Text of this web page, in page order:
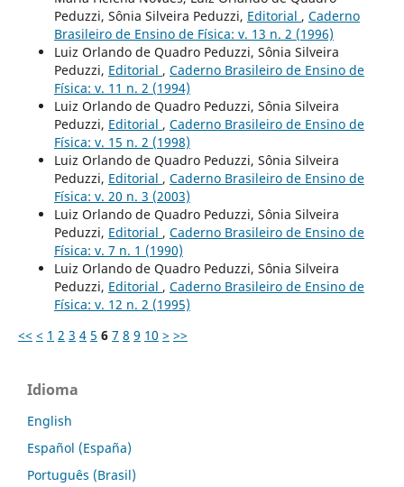
Peduzzi, Sônia Silveira Peduzzi, Editorial , Caderno
Brasileiro de Ensino de Física: v. 13 n. 2 (1996)
Luiz Orlando de Quadro Peduzzi, Sônia Silveira
Peduzzi, Editorial , Caderno Brasileiro de Ensino de
Física: v. 11 n. 2 (1994)
Luiz Orlando de Quadro Peduzzi, Sônia Silveira
Peduzzi, Editorial , Caderno Brasileiro de Ensino de
Física: v. 15 n. 2 (1998)
Luiz Orlando de Quadro Peduzzi, Sônia Silveira
Peduzzi, Editorial , Caderno Brasileiro de Ensino de
Física: v. 20 n. 3 (2003)
Luiz Orlando de Quadro Peduzzi, Sônia Silveira
Peduzzi, Editorial , Caderno Brasileiro de Ensino de
Física: v. 7 n. 1 (1990)
Luiz Orlando de Quadro Peduzzi, Sônia Silveira
Peduzzi, Editorial , Caderno Brasileiro de Ensino de
Física: v. 12 n. 2 (1995)
<< < 1 2 3 4 5 6 7 8 9 10 > >>
Idioma
English
Español (España)
Português (Brasil)